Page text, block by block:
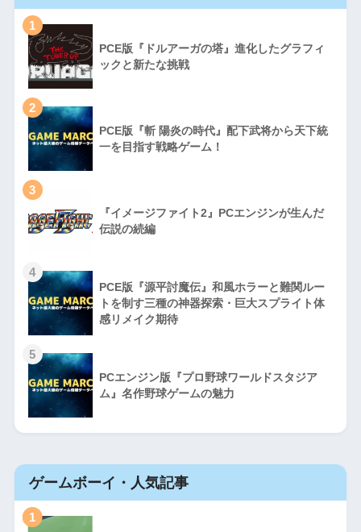
1
PCE版『ドルアーガの塔』進化したグラフィ
ックと新たな挑戦
2
PCE版『斬 陽炎の時代』配下武将から天下統
一を目指す戦略ゲーム！
3
『イメージファイト2』PCエンジンが生んだ
伝説の続編
4
PCE版『源平討魔伝』和風ホラーと難関ルー
トを制す三種の神器探索・巨大スプライト体
感リメイク期待
5
PCエンジン版『プロ野球ワールドスタジア
ム』名作野球ゲームの魅力
ゲームボーイ・人気記事
1